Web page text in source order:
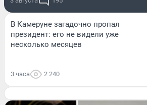
В Камеруне загадочно пропал
президент: его не видели уже
несколько месяцев
3 часа 2 240